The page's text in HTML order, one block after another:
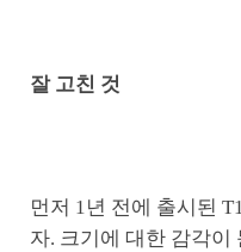
잘 고친 것
먼저 1년 전에 출시된
자. 크기에 대한 감각이